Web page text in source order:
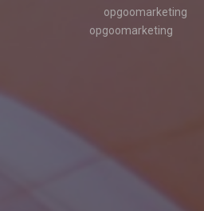
opgoomarketing
opgoomarketing